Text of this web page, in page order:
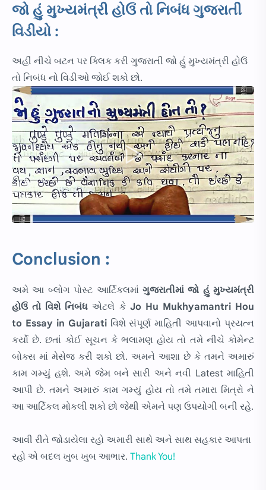
જો હું મુખ્યમંત્રી હોઉં તો નિબંધ ગુજરાતી
વિડીયો :
અહીં નીચે બટન પર ક્લિક કરી ગુજરાતી જો હું મુખ્યમંત્રી હોઉં
તો નિબંધ નો વિડીઓ જોઈ શકો છો.
Conclusion :
અમે આ બ્લોગ પોસ્ટ આર્ટિકલમાં ગુજરાતીમાં જો હું મુખ્યમંત્રી
હોઉં તો વિશે નિબંધ એટલે કે Jo Hu Mukhyamantri Hou
to Essay in Gujarati વિશે સંપૂર્ણ માહિતી આપવાનો પ્રયત્ન
કર્યો છે. છતાં કોઈ સૂચન કે ભલામણ હોય તો તમે નીચે કોમેન્ટ
બોક્સ માં મેસેજ કરી શકો છો. અમને આશા છે કે તમને અમારું
કામ ગમ્યું હશે. અમે જેમ બને સારી અને નવી Latest માહિતી
આપી છે. તમને અમારું કામ ગમ્યું હોય તો તમે તમારા મિત્રો ને
આ આર્ટિકલ મોકલી શકો છો જેથી એમને પણ ઉપયોગી બની રહે.
આવી રીતે જોડાયેલા રહો અમારી સાથે અને સાથ સહકાર આપતા
રહો એ બદલ ખુબ ખુબ આભાર. Thank You!